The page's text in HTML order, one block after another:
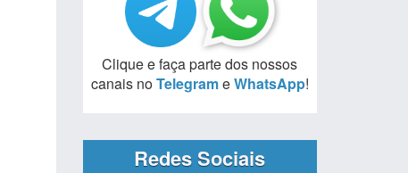
Clique e faça parte dos nossos
canais noTelegrameWhatsApp!
Redes Sociais